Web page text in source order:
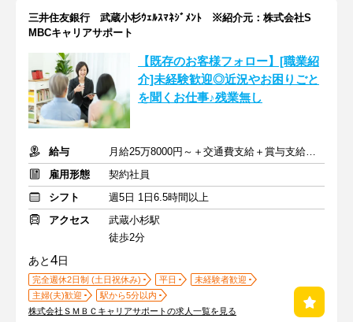
三井住友銀行 武蔵小杉ｳｪﾙｽﾏﾈｼﾞﾒﾝﾄ ※紹介元：株式会社S
MBCキャリアサポート
【既存のお客様フォロー】[職業紹
介]未経験歓迎◎近況やお困りごと
を聞くお仕事♪残業無し
給与
月給25万8000円～＋交通費支給＋賞与支給あり
雇用形態
契約社員
シフト
週5日 1日6.5時間以上
アクセス
武蔵小杉駅
徒歩2分
あと4日
完全週休2日制 (土日祝休み) 平日
未経験者歓迎
主婦(夫)歓迎
駅から5分以内
株式会社ＳＭＢＣキャリアサポートの求人一覧を見る